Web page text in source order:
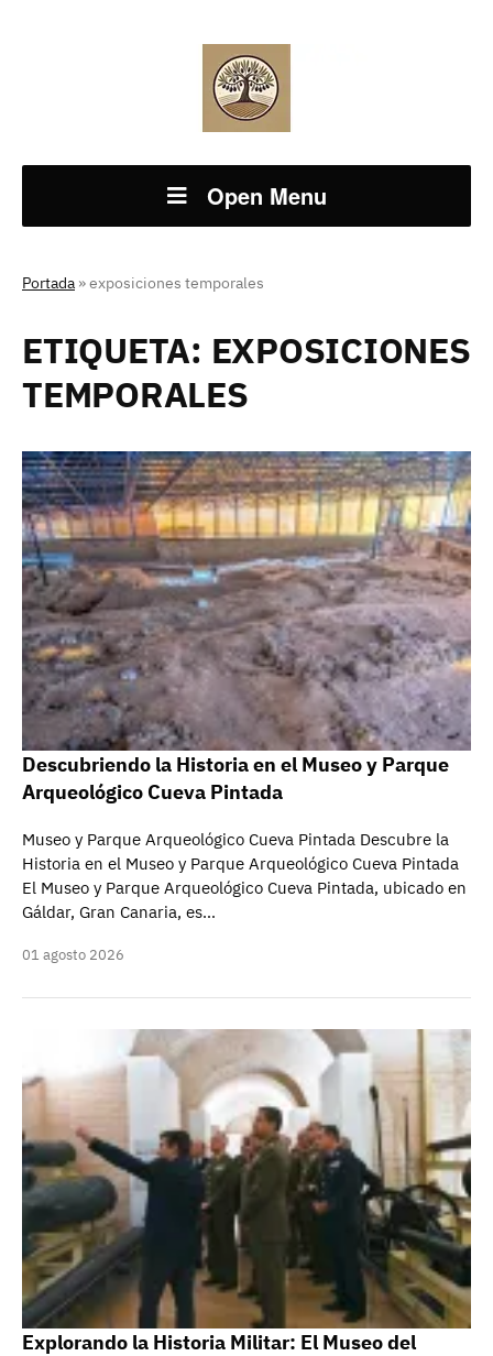
Open Menu
Portada »exposiciones temporales
ETIQUETA: EXPOSICIONES
TEMPORALES
Descubriendo la Historia en el Museo y Parque
Arqueológico Cueva Pintada
Museo y Parque Arqueológico Cueva Pintada Descubre la
Historia en el Museo y Parque Arqueológico Cueva Pintada
El Museo y Parque Arqueológico Cueva Pintada, ubicado en
Gáldar, Gran Canaria, es…
01 agosto 2026
Explorando la Historia Militar: El Museo del